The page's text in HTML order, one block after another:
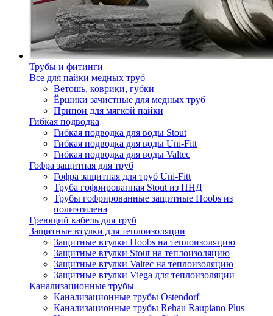
Трубы и фитинги
Все для пайки медных труб
Ветошь, коврики, губки
Ёршики зачистные для медных труб
Припои для мягкой пайки
Гибкая подводка
Гибкая подводка для воды Stout
Гибкая подводка для воды Uni-Fitt
Гибкая подводка для воды Valtec
Гофра защитная для труб
Гофра защитная для труб Uni-Fitt
Труба гофрированная Stout из ПНД
Трубы гофрированные защитные Hoobs из
полиэтилена
Греющий кабель для труб
Защитные втулки для теплоизоляции
Защитные втулки Hoobs на теплоизоляцию
Защитные втулки Stout на теплоизоляцию
Защитные втулки Valtec на теплоизоляцию
Защитные втулки Viega для теплоизоляции
Канализационные трубы
Канализационные трубы Ostendorf
Канализационные трубы Rehau Raupiano Plus